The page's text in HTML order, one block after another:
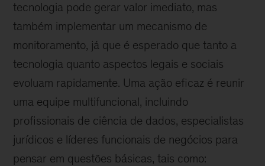
tecnologia pode gerar valor imediato, mas
também implementar um mecanismo de
monitoramento, já que é esperado que tanto a
tecnologia quanto aspectos legais e sociais
evoluam rapidamente. Uma ação eficaz é reunir
uma equipe multifuncional, incluindo
profissionais de ciência de dados, especialistas
jurídicos e líderes funcionais de negócios para
pensar em questões básicas, tais como: